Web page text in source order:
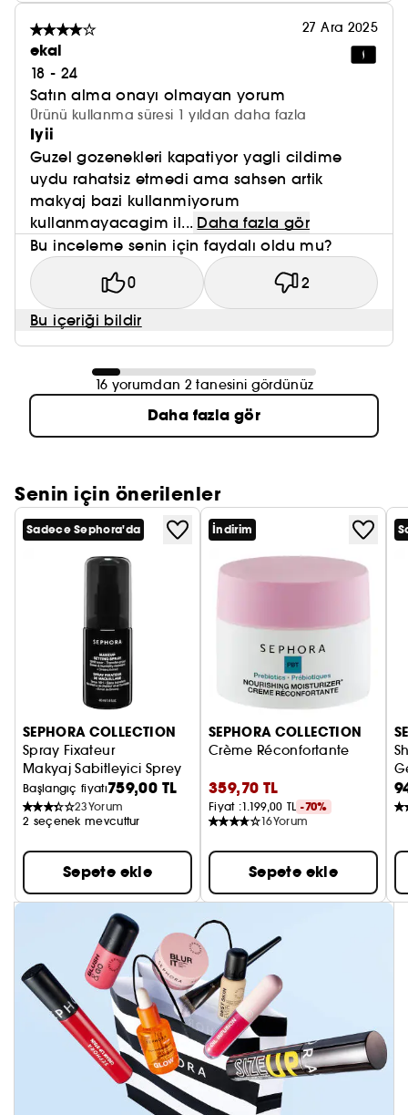
27 Ara 2025
ekal
18 - 24
Satın alma onayı olmayan yorum
Ürünü kullanma süresi 1 yıldan daha fazla
Iyii
Guzel gozenekleri kapatiyor yagli cildime
uydu rahatsiz etmedi ama sahsen artik
makyaj bazi kullanmiyorum
kullanmayacagim il... Daha fazla gör
Bu inceleme senin için faydalı oldu mu?
0 2
Bu içeriği bildir
16 yorumdan 2 tanesini gördünüz
Daha fazla gör
Senin için önerilenler
Sadece Sephora'da
SEPHORA COLLECTION
Spray Fixateur
Makyaj Sabitleyici Sprey
Başlangıç fiyatı759,00 TL
23Yorum
2 seçenek mevcuttur
Sepete ekle
İndirim
SEPHORA COLLECTION
Crème Réconfortante
359,70 TL
Fiyat :1.199,00 TL -70%
16Yorum
Sepete ekle